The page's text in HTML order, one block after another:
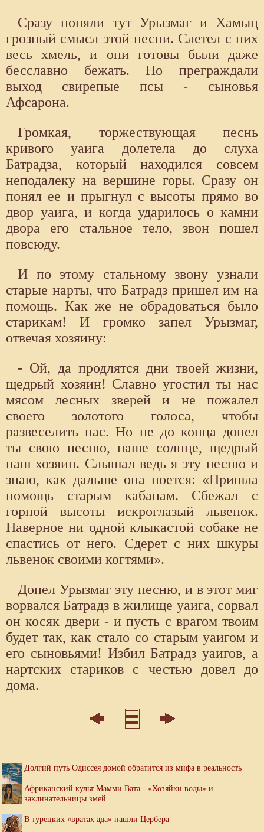
Сразу поняли тут Урызмаг и Хамыц
грозный смысл этой песни. Слетел с них
весь хмель, и они готовы были даже
бесславно бежать. Но преграждали
выход свирепые псы - сыновья
Афсарона.
Громкая, торжествующая песнь
кривого уаига долетела до слуха
Батрадза, который находился совсем
неподалеку на вершине горы. Сразу он
понял ее и прыгнул с высоты прямо во
двор уаига, и когда ударилось о камни
двора его стальное тело, звон пошел
повсюду.
И по этому стальному звону узнали
старые нарты, что Батрадз пришел им на
помощь. Как же не обрадоваться было
старикам! И громко запел Урызмаг,
отвечая хозяину:
- Ой, да продлятся дни твоей жизни,
щедрый хозяин! Славно угостил ты нас
мясом лесных зверей и не пожалел
своего золотого голоса, чтобы
развеселить нас. Но не до конца допел
ты свою песню, паше солнце, щедрый
наш хозяин. Слышал ведь я эту песню и
знаю, как дальше она поется: «Пришла
помощь старым кабанам. Сбежал с
горной высоты искроглазый львенок.
Наверное ни одной клыкастой собаке не
спастись от него. Сдерет с них шкуры
львенок своими когтями».
Допел Урызмаг эту песню, и в этот миг
ворвался Батрадз в жилище уаига, сорвал
он косяк двери - и пусть с врагом твоим
будет так, как стало со старым уаигом и
его сыновьями! Избил Батрадз уаигов, а
нартских стариков с честью довел до
дома.
Долгий путь Одиссея домой обратится из мифа в реальность
Африканский культ Мамми Вата - «Хозяйки воды» и
заклинательницы змей
В турецких «вратах ада» нашли Цербера